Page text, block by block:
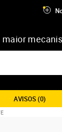
maior
AVISOS (0)